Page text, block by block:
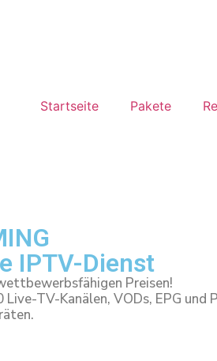
Startseite Pakete
IPTV-Dienst
Preisen!
TV-Kanälen, VODs, EPG und